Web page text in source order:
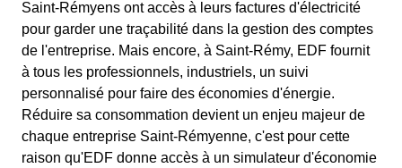
Saint-Rémyens ont accès à leurs factures d'électricité
pour garder une traçabilité dans la gestion des comptes
de l'entreprise. Mais encore, à Saint-Rémy, EDF fournit
à tous les professionnels, industriels, un suivi
personnalisé pour faire des économies d'énergie.
Réduire sa consommation devient un enjeu majeur de
chaque entreprise Saint-Rémyenne, c'est pour cette
raison qu'EDF donne accès à un simulateur d'économie